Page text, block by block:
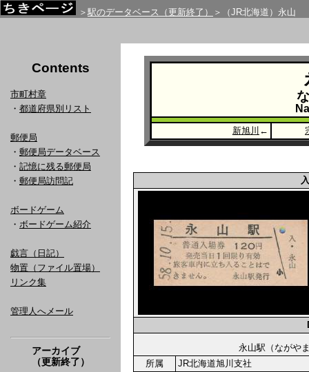
＞ 駅のデータベース（更新終了） ＞（JR北海道）永山
Contents
市町村章
・ 都道府県別リスト
郵便局
・ 郵便局データベース
・ 記憶に残る郵便局
・ 郵便局訪問記
ボードゲーム
・ ボードゲーム紹介
戯言（日記）
物置（ファイル置場）
リンク集
管理人へメール
アーカイブ
（更新終了）
新旭川 ←
永山駅（なが
所属
JR北海道旭川支社